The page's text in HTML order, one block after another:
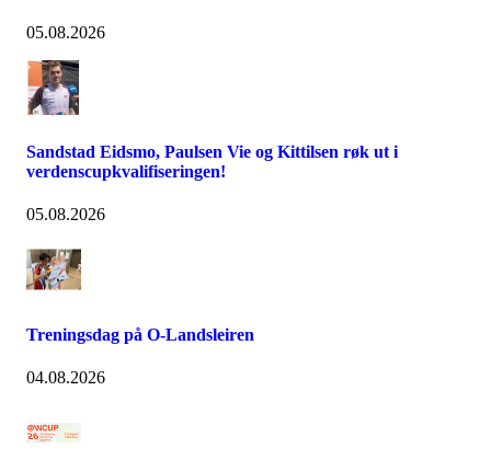
05.08.2026
Sandstad Eidsmo, Paulsen Vie og Kittilsen røk ut i
verdenscupkvalifiseringen!
05.08.2026
Treningsdag på O-Landsleiren
04.08.2026